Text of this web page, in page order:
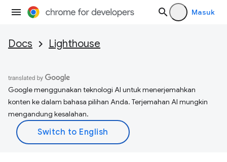
Masuk
Docs Lighthouse
Google menggunakan teknologi AI untuk menerjemahkan
konten ke dalam bahasa pilihan Anda. Terjemahan AI mungkin
mengandung kesalahan.